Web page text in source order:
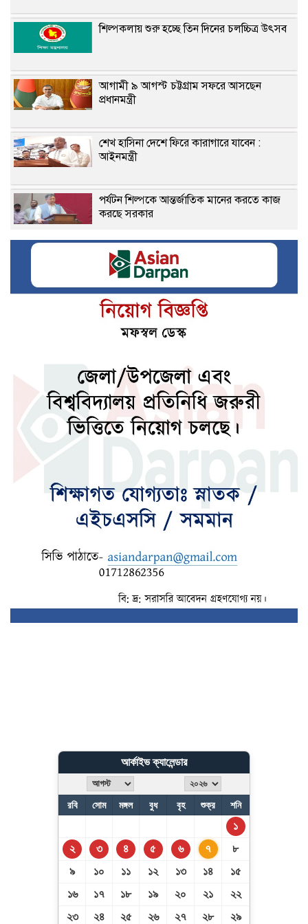
শিল্পকলায় শুরু হচ্ছে তিন দিনের চলচ্চিত্র উৎসব
আগামী ৯ আগস্ট চট্টগ্রাম সফরে আসছেন
প্রধানমন্ত্রী
শেখ হাসিনা দেশে ফিরে কারাগারে যাবেন :
আইনমন্ত্রী
পর্যটন শিল্পকে আন্তর্জাতিক মানের করতে কাজ
করছে সরকার
প্রকৃতি সংরক্ষণ করে পর্যটন শিল্পের উন্নয়ন করা
হবে: স্বরাষ্ট্রমন্ত্রী
রাষ্ট্রের গুরুত্বপূর্ণ ব্যক্তিদের নিয়ে অপপ্রচারের
বিরুদ্ধে সতর্ক করল পুলিশ
শর্তসাপেক্ষে’ দেশে ফিরে বিচারের মুখোমুখি হতে
চান সাকিব
হাসিনার বক্তব্য ‘সমর্থন করে না’ ভারত, যা
জানালেন জয়সওয়াল
পর্নোগ্রাফি ভিডিও বানিয়ে প্রচার, বাবা-মা ছেলেসহ
৫ জন কারাগারে
আর্কাইভ ক্যালেন্ডার
রবি সোম মঙ্গল বুধ বৃহ শুক্র শনি
১
২
৩ ৪ ৫ ৬ ৭
৮
৯
১০ ১১ ১২ ১৩ ১৪
১৫
১৬
১৭ ১৮ ১৯ ২০ ২১
২২
২৩
২৪ ২৫ ২৬ ২৭ ২৮ ২৯